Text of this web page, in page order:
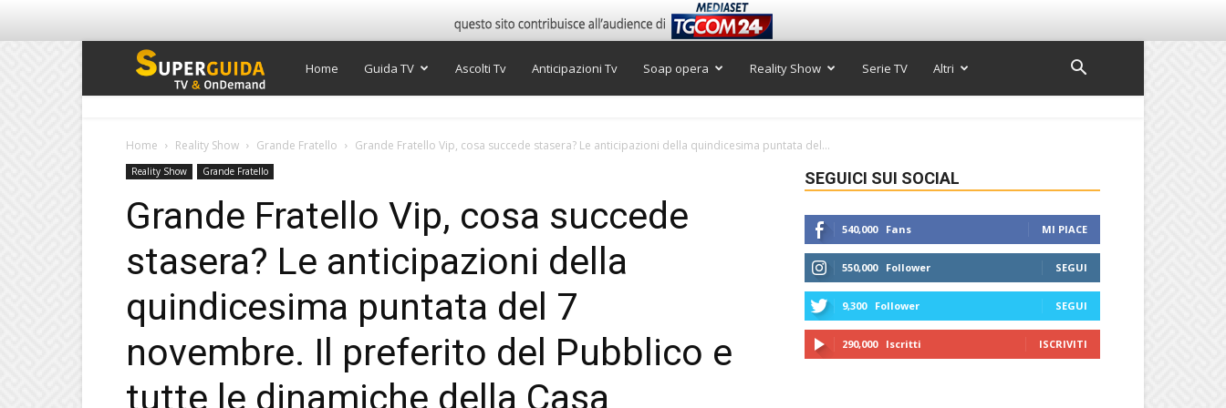
Super
Home Guida TV Ascolti Tv Anticipazioni Tv Soap opera Reality Show Serie TV Altri
Home Reality Show Grande Fratello Grande Fratello Vip, cosa succede stasera? Le anticipazioni della quindicesima puntata del...
Reality Show Grande Fratello
Grande Fratello Vip, cosa succede
stasera? Le anticipazioni della
quindicesima puntata del 7
novembre. Il preferito del Pubblico e
tutte le dinamiche della Casa
SEGUICI SUI SOCIAL
540,000 Fans MI PIACE
550,000 Follower SEGUI
9,300 Follower SEGUI
290,000 Iscritti ISCRIVITI